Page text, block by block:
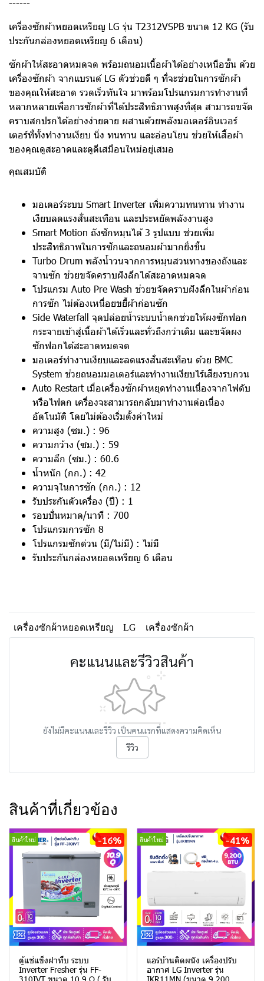
------
เครื่องซักผ้าหยอดเหรียญ LG รุ่น T2312VSPB ขนาด 12 KG (รับ
ประกันกล่องหยอดเหรียญ 6 เดือน)
ซักผ้าให้สะอาดหมดจด พร้อมถนอมเนื้อผ้าได้อย่างเหนือชั้น ด้วย
เครื่องซักผ้า จากแบรนด์ LG ตัวช่วยดี ๆ ที่จะช่วยในการซักผ้า
ของคุณให้สะอาด รวดเร็วทันใจ มาพร้อมโปรแกรมการทำงานที่
หลากหลายเพื่อการซักผ้าที่ได้ประสิทธิภาพสูงที่สุด สามารถขจัด
คราบสกปรกได้อย่างง่ายดาย ผสานด้วยพลังมอเตอร์อินเวอร์
เตอร์ที่ทั้งทำงานเงียบ นิ่ง ทนทาน และอ่อนโยน ช่วยให้เสื้อผ้า
ของคุณดูสะอาดและดูดีเสมือนใหม่อยู่เสมอ
คุณสมบัติ
มอเตอร์ระบบ Smart Inverter เพิ่มความทนทาน ทำงาน
เงียบลดแรงสั่นสะเทือน และประหยัดพลังงานสูง
Smart Motion ถังซักหมุนได้ 3 รูปแบบ ช่วยเพิ่ม
ประสิทธิภาพในการซักและถนอมผ้ามากยิ่งขึ้น
Turbo Drum พลังน้ำวนจากการหมุนสวนทางของถังและ
จานซัก ช่วยขจัดคราบฝังลึกได้สะอาดหมดจด
โปรแกรม Auto Pre Wash ช่วยขจัดคราบฝังลึกในผ้าก่อน
การซัก ไม่ต้องเหนื่อยขยี้ผ้าก่อนซัก
Side Waterfall จุดปล่อยน้ำระบบน้ำตกช่วยให้ผงซักฟอก
กระจายเข้าสู่เนื้อผ้าได้เร็วและทั่วถึงกว่าเดิม และขจัดผง
ซักฟอกได้สะอาดหมดจด
มอเตอร์ทำงานเงียบและลดแรงสั่นสะเทือน ด้วย BMC
System ช่วยถนอมมอเตอร์และทำงานเงียบไร้เสียงรบกวน
Auto Restart เมื่อเครื่องซักผ้าหยุดทำงานเนื่องจากไฟดับ
หรือไฟตก เครื่องจะสามารถกลับมาทำงานต่อเนื่อง
อัตโนมัติ โดยไม่ต้องเริ่มตั้งค่าใหม่
ความสูง (ซม.) : 96
ความกว้าง (ซม.) : 59
ความลึก (ซม.) : 60.6
น้ำหนัก (กก.) : 42
ความจุในการซัก (กก.) : 12
รับประกันตัวเครื่อง (ปี) : 1
รอบปั่นหมาด/นาที : 700
โปรแกรมการซัก 8
โปรแกรมซักด่วน (มี/ไม่มี) : ไม่มี
รับประกันกล่องหยอดเหรียญ 6 เดือน
เครื่องซักผ้าหยอดเหรียญ LG เครื่องซักผ้า
คะแนนและรีวิวสินค้า
ยังไม่มีคะแนนและรีวิว เป็นคนแรกที่แสดงความคิดเห็น
รีวิว
สินค้าที่เกี่ยวข้อง
สินค้าใหม่ -16%
ตู้แช่แข็งฝาทึบ ระบบ
Inverter Fresher รุ่น FF-
สินค้าใหม่ -41%
แอร์บ้านติดผนัง เครื่องปรับ
อากาศ LG Inverter รุ่น